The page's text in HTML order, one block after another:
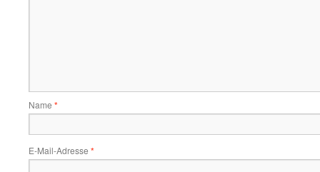
Name *
E-Mail-Adresse *